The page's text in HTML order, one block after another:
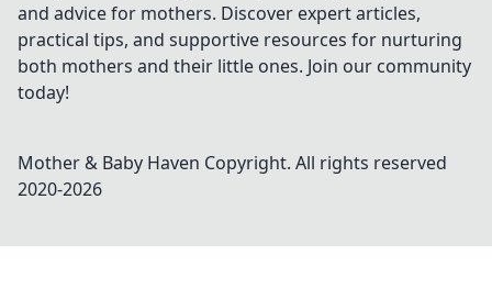
and advice for mothers. Discover expert articles,
practical tips, and supportive resources for nurturing
both mothers and their little ones. Join our community
today!
Mother & Baby Haven Copyright. All rights reserved
2020-2026